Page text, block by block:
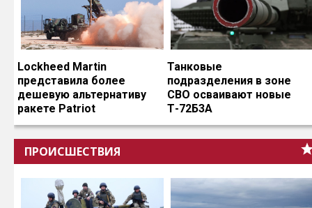
Lockheed Martin
представила более
дешевую альтернативу
ракете Patriot
Танковые
подразделения в зоне
СВО осваивают новые
Т-72Б3А
ПРОИСШЕСТВИЯ